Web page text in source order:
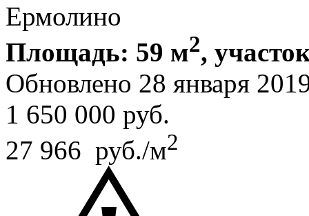
Ермолино
Площадь: 59 м2,
Обновлено 28 января
1 650 000 руб.
27 966 руб./м2